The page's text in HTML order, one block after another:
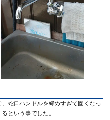
蛇口ハンドルを締めすぎて固くなっ
という事でした。